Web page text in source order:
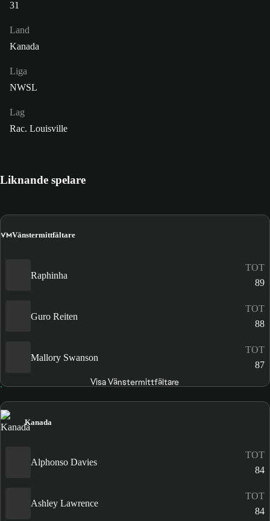
31
Land
Kanada
Liga
NWSL
Lag
Rac. Louisville
Liknande spelare
VMVänstermittfältare
Raphinha
TOT
89
Guro Reiten
TOT
88
Mallory Swanson
TOT
87
Visa Vänstermittfältare
Kanada
Alphonso Davies
TOT
84
Ashley Lawrence
TOT
84